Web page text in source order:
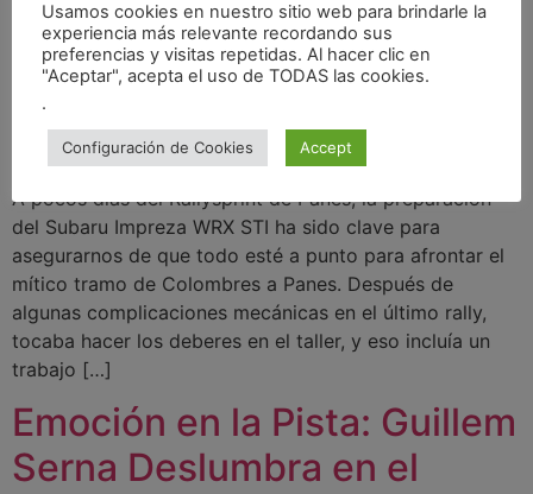
A pocos días del Rallysprint de Panes, la preparación
del Subaru Impreza WRX STI ha sido clave para
asegurarnos de que todo esté a punto para afrontar el
mítico tramo de Colombres a Panes. Después de
algunas complicaciones mecánicas en el último rally,
tocaba hacer los deberes en el taller, y eso incluía un
trabajo […]
Emoción en la Pista: Guillem
Serna Deslumbra en el
Usamos cookies en nuestro sitio web para brindarle la
experiencia más relevante recordando sus
preferencias y visitas repetidas. Al hacer clic en
"Aceptar", acepta el uso de TODAS las cookies.
.
Configuración de Cookies Accept